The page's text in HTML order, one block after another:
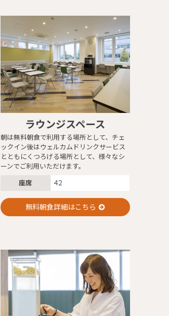
ラウンジスペース
朝は無料朝食で利用する場所として、チェ
ックイン後はウェルカムドリンクサービス
とともにくつろげる場所として、様々なシ
ーンでご利用いただけます。
座席 42
無料朝食詳細はこちら